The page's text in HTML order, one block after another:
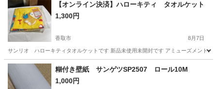
【オンライン決済】ハローキティ タオルケット
1,300円
香取市 8月7日
サンリオ ハローキティタオルケットです 新品未使用未開封です アミューズメント
千葉 香取市 寝具 ハローキティ
糊付き壁紙 サンゲツSP2507 ロール10M
1,000円